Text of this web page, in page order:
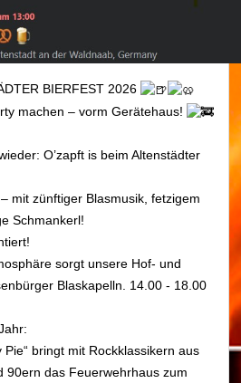
BIERFEST 2026
machen – vorm Gerätehaus!
O’zapft is beim Altenstädter
mit zünftiger Blasmusik, fetzigem
Schmankerl!
sorgt unsere Hof- und
Blaskapelln. 14.00 - 18.00
Pie“ bringt mit Rockklassikern aus
90ern das Feuerwehrhaus zum